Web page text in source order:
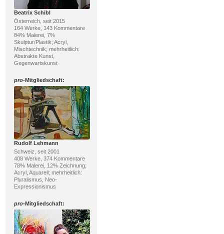
Beatrix Schibl
Österreich, seit 2015
164 Werke, 143 Kommentare
84% Malerei, 7%
Skulptur/Plastik; Acryl,
Mischtechnik; mehrheitlich:
Abstrakte Kunst,
Gegenwartskunst
pro-Mitgliedschaft:
Rudolf Lehmann
Schweiz, seit 2001
408 Werke, 374 Kommentare
78% Malerei, 12% Zeichnung;
Acryl, Aquarell; mehrheitlich:
Pluralismus, Neo-
Expressionismus
pro-Mitgliedschaft: